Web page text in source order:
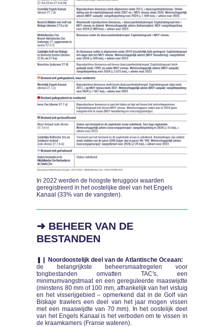
In 2022 werden de hoogste teruggooi waarden
geregistreerd in het oostelijke deel van het Engels
Kanaal (33% van de vangsten).
➜ BEHEER VAN DE
BESTANDEN
❚❙Noordoostelijk deel van de Atlantische Oceaan:
de belangrijkste beheersmaatregelen voor
tongbestanden omvatten TAC's, een
minimumvangstmaat en een gereguleerde maaswijdte
(minstens 80 mm of 100 mm, afhankelijk van het vistuig
en het visserijgebied – opmerkend dat in de Golf van
Biskaje trawlers een deel van het jaar mogen vissen
met een maaswijdte van 70 mm). In het oostelijk deel
van het Engels Kanaal is het verboden om te vissen in
de kraamkamers (Franse wateren).